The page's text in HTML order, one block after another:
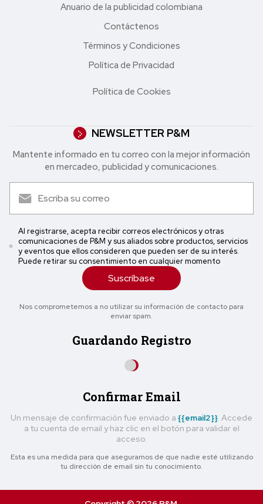
Anuario de la publicidad colombiana
Contáctenos
Términos y Condiciones
Política de Privacidad
Política de Cookies
NEWSLETTER P&M
Mantente informado en tu correo con la mejor in formación
en mercadeo, publicidad y comunicaciones.
Al registrarse, acepta recibir correos electrónicos y otras
comunicaciones de P&M y sus aliados sobre productos, servicios
y eventos que ellos consideren que pueden ser de su interés.
Puede retirar su consentimiento en cualquier momento
Suscríbase
Nos comprometemos a no utilizar su información de contacto para
enviar spam.
Guardando Registro
Confirmar Email
Un mensaje de confirmación fue enviado a {{email2}} . Accede
a tu cuenta de email y haz clic en el botón para validar el
acceso.
Esta es una medida para que asegurarnos de que nadie esté utilizando
tu dirección de email sin tu conocimiento.